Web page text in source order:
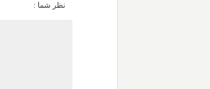
نظر شما :